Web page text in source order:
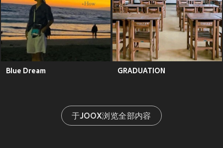
Blue Dream GRADUATION
于JOOX浏览全部内容